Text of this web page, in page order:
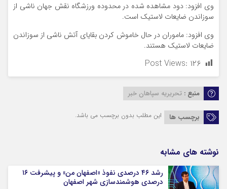
وی افزود: دود مشاهده شده در محدوده ورزشگاه نقش جهان ناشی از
سوزاندن ضایعات لاستیک است.
وی افزود: ماموران در حال خاموش کردن بقایای آتش ناشی از سوزاندن
ضایعات لاستیک هستند.
Post Views: ۱۲۶
منبع : تحریریه سپاهان خبر
برچسب ها این مطلب بدون برچسب می باشد.
نوشته های مشابه
رشد ۴۶ درصدی نفوذ «اصفهان من» و پیشرفت ۱۶
درصدی هوشمندسازی شهر اصفهان